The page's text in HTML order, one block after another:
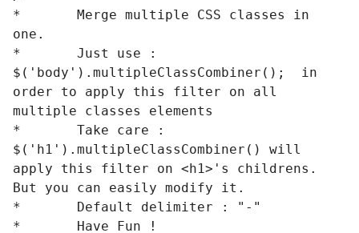
*	Merge multiple CSS classes in
one.
*	Just use :
$('body').multipleClassCombiner();  in
order to apply this filter on all
multiple classes elements
*	Take care :
$('h1').multipleClassCombiner() will
apply this filter on <h1>'s childrens.
But you can easily modify it.
*	Default delimiter : "-"
*	Have Fun !